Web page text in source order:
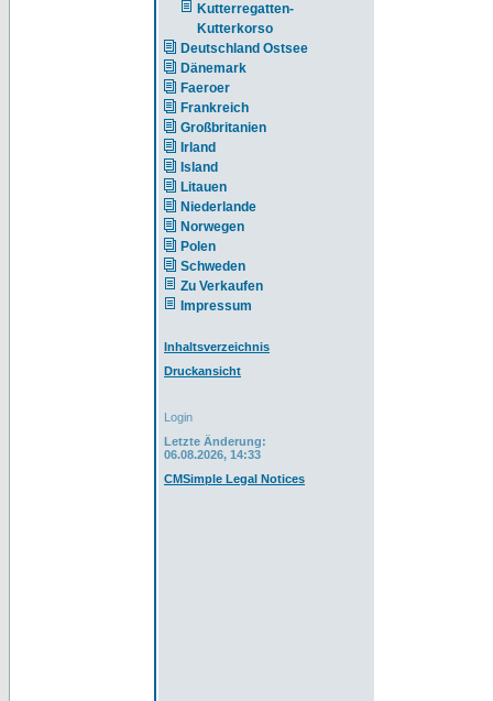
Kutterregatten-
Kutterkorso
Deutschland Ostsee
Dänemark
Faeroer
Frankreich
Großbritanien
Irland
Island
Litauen
Niederlande
Norwegen
Polen
Schweden
Zu Verkaufen
Impressum
Inhaltsverzeichnis
Druckansicht
Login
Letzte Änderung:
06.08.2026, 14:33
CMSimple Legal Notices